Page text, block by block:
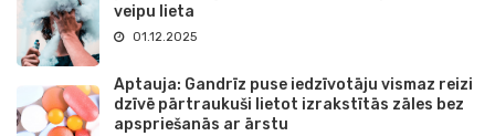
veipu lieta
01.12.2025
Aptauja: Gandrīz puse iedzīvotāju vismaz reizi
dzīvē pārtraukuši lietot izrakstītās zāles bez
apspriešanās ar ārstu